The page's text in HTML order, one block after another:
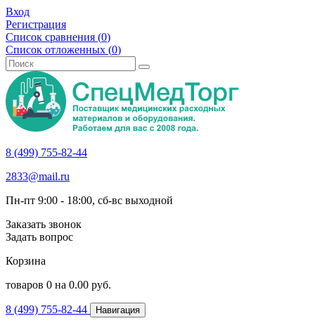
Вход
Регистрация
Список сравнения (0)
Список отложенных (0)
8 (499) 755-82-44
2833@mail.ru
Пн-пт 9:00 - 18:00, сб-вс выходной
Заказать звонок
Задать вопрос
Корзина
товаров 0 на 0.00 руб.
8 (499) 755-82-44 Навигация